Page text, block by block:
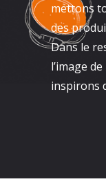
mettons
des
Dans le
l’image
inspirons